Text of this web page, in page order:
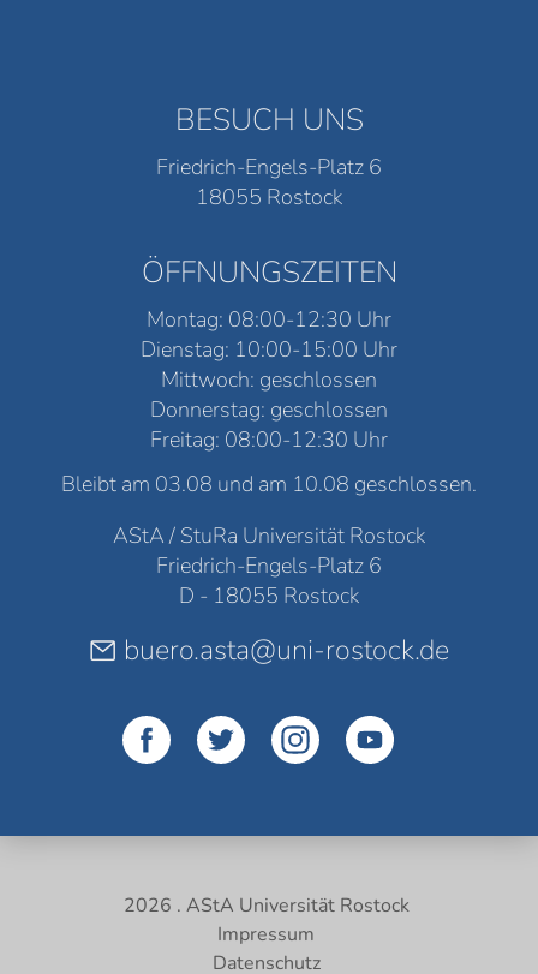
BESUCH UNS
Friedrich-Engels-Platz 6
18055 Rostock
ÖFFNUNGSZEITEN
Montag: 08:00-12:30 Uhr
Dienstag: 10:00-15:00 Uhr
Mittwoch: geschlossen
Donnerstag: geschlossen
Freitag: 08:00-12:30 Uhr
Bleibt am 03.08 und am 10.08 geschlossen.
AStA / StuRa Universität Rostock
Friedrich-Engels-Platz 6
D - 18055 Rostock
buero.asta@uni-rostock.de
2026 . AStA Universität Rostock
Impressum
Datenschutz